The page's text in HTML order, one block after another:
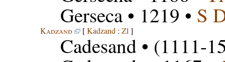
Gerseca• 1219 • S
Kadzand [Kadzand : Zl ]
Cadesand• (1111-